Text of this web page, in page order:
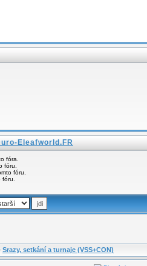
Eleafworld.FR
fóra.
fóru.
fóru.
Srazy, setkání a turnaje (VSS+CON)